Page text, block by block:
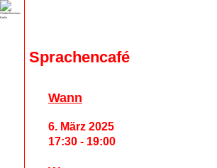
Sprachencafé
Wann
6. März 2025
17:30 - 19:00